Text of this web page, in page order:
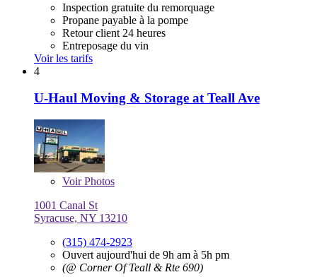
Inspection gratuite du remorquage
Propane payable à la pompe
Retour client 24 heures
Entreposage du vin
Voir les tarifs
4
U-Haul Moving & Storage at Teall Ave
VoirPhotos
1001 Canal St
Syracuse, NY 13210
(315) 474-2923
Ouvert aujourd'hui de 9h am à 5h pm
(@ Corner Of Teall & Rte 690)